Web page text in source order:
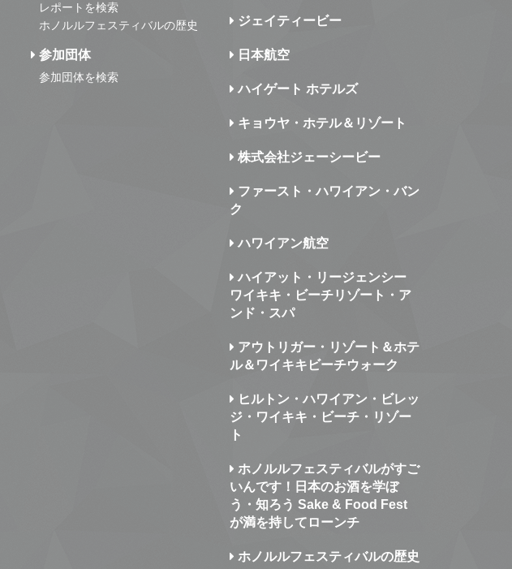
レポートを検索
ホノルルフェスティバルの歴史
参加団体
参加団体を検索
ジェイティービー
日本航空
ハイゲート ホテルズ
キョウヤ・ホテル＆リゾート
株式会社ジェーシービー
ファースト・ハワイアン・バン
ク
ハワイアン航空
ハイアット・リージェンシー
ワイキキ・ビーチリゾート・ア
ンド・スパ
アウトリガー・リゾート＆ホテ
ル＆ワイキキビーチウォーク
ヒルトン・ハワイアン・ビレッ
ジ・ワイキキ・ビーチ・リゾー
ト
ホノルルフェスティバルがすご
いんです！日本のお酒を学ぼ
う・知ろう Sake & Food Fest
が満を持してローンチ
ホノルルフェスティバルの歴史